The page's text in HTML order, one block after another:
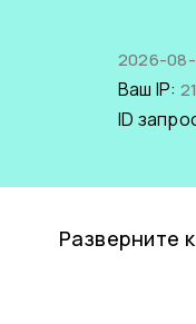
2026-08-
Ваш IP:
ID
Разверните